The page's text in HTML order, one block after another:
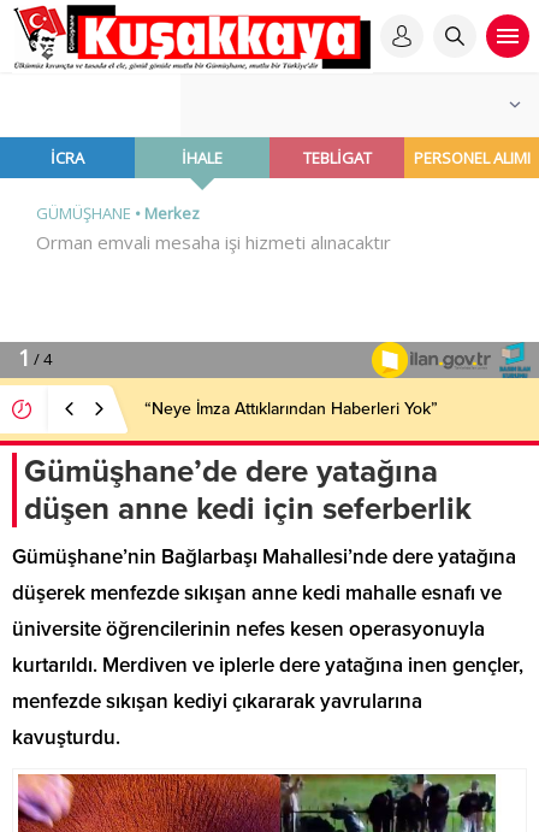
“Neye İmza Attıklarından Haberleri Yok”
Gümüşhane’de dere yatağına
düşen anne kedi için seferberlik
Gümüşhane’nin Bağlarbaşı Mahallesi’nde dere yatağına
düşerek menfezde sıkışan anne kedi mahalle esnafı ve
üniversite öğrencilerinin nefes kesen operasyonuyla
kurtarıldı. Merdiven ve iplerle dere yatağına inen gençler,
menfezde sıkışan kediyi çıkararak yavrularına
kavuşturdu.